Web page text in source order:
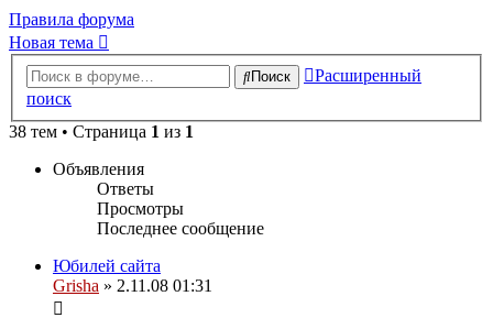
Правила форума
Новая тема
Поиск
Расширенный
поиск
38 тем • Страница 1 из 1
Объявления
Ответы
Просмотры
Последнее сообщение
Юбилей сайта
Grisha » 2.11.08 01:31